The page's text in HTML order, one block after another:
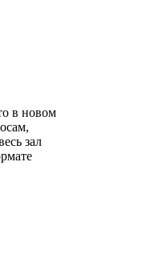
в новом
зал